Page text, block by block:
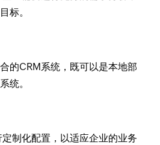
标。
的CRM系统，既可以是本地部
统。
制化配置，以适应企业的业务